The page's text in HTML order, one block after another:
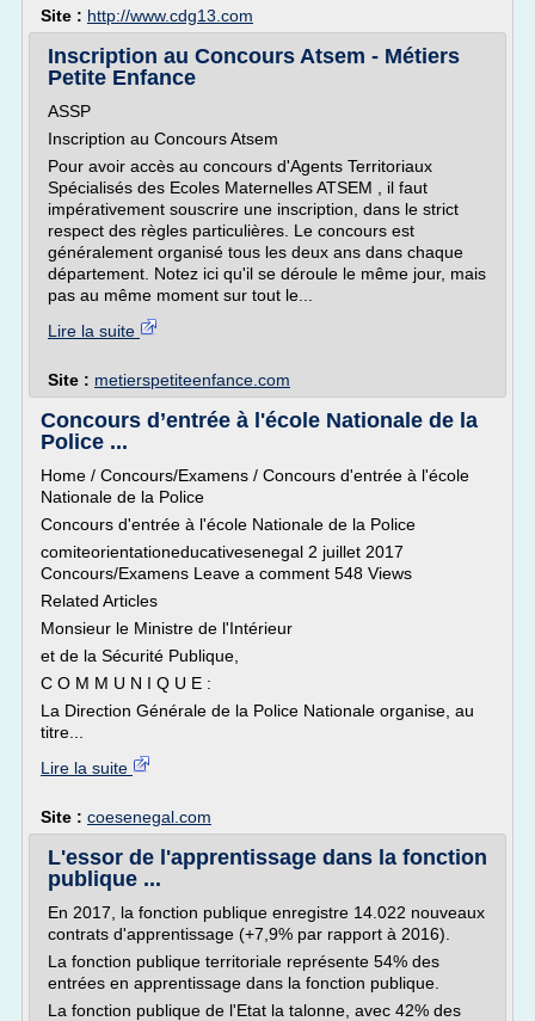
Site : http://www.cdg13.com
Inscription au Concours Atsem - Métiers
Petite Enfance
ASSP
Inscription au Concours Atsem
Pour avoir accès au concours d'Agents Territoriaux
Spécialisés des Ecoles Maternelles ATSEM , il faut
impérativement souscrire une inscription, dans le strict
respect des règles particulières. Le concours est
généralement organisé tous les deux ans dans chaque
département. Notez ici qu'il se déroule le même jour, mais
pas au même moment sur tout le...
Lire la suite
Site : metierspetiteenfance.com
Concours d’entrée à l'école Nationale de la
Police ...
Home / Concours/Examens / Concours d'entrée à l'école
Nationale de la Police
Concours d'entrée à l'école Nationale de la Police
comiteorientationeducativesenegal 2 juillet 2017
Concours/Examens Leave a comment 548 Views
Related Articles
Monsieur le Ministre de l'Intérieur
et de la Sécurité Publique,
C O M M U N I Q U E :
La Direction Générale de la Police Nationale organise, au
titre...
Lire la suite
Site : coesenegal.com
L'essor de l'apprentissage dans la fonction
publique ...
En 2017, la fonction publique enregistre 14.022 nouveaux
contrats d'apprentissage (+7,9% par rapport à 2016).
La fonction publique territoriale représente 54% des
entrées en apprentissage dans la fonction publique.
La fonction publique de l'Etat la talonne, avec 42% des